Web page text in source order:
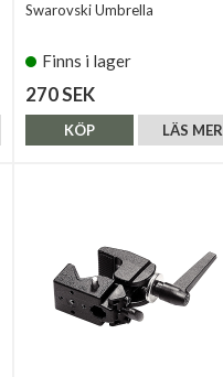
Swarovski Umbrella
Finns i lager
270 SEK
LÄS MER
KÖP